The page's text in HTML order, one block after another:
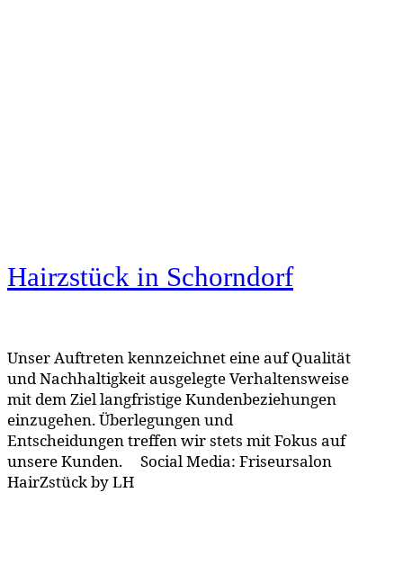
Hairzstück in Schorndorf
Unser Auftreten kennzeichnet eine auf Qualität
und Nachhaltigkeit ausgelegte Verhaltensweise
mit dem Ziel langfristige Kundenbeziehungen
einzugehen. Überlegungen und
Entscheidungen treffen wir stets mit Fokus auf
unsere Kunden. Social Media: Friseursalon
HairZstück by LH